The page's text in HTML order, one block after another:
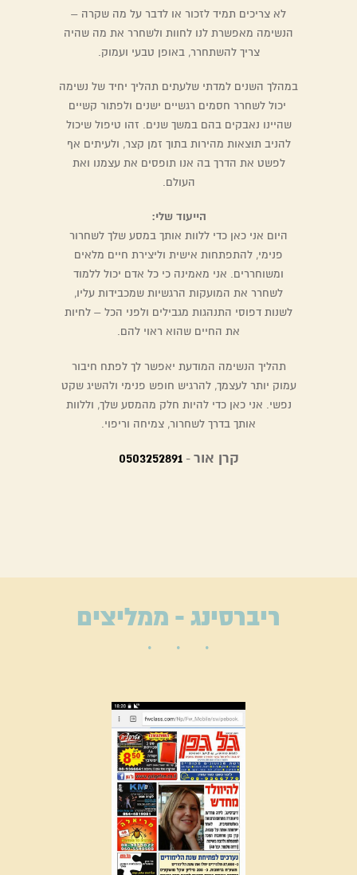
לא צריכים תמיד לזכור או לדבר על מה שקרה –
הנשימה מאפשרת לנו לחוות ולשחרר את מה שהיה
צריך להשתחרר, באופן טבעי ועמוק.
במהלך השנים למדתי שלעתים תהליך יחיד של נשימה
יכול לשחרר חסמים רגשיים ישנים ולפתור קשיים
שהיינו נאבקים בהם במשך שנים. זהו טיפול שיכול
להניב תוצאות מהירות בתוך זמן קצר, ולעיתים אף
לפשט את הדרך בה אנו תופסים את עצמנו ואת
העולם.
הייעוד שלי:
היום אני כאן כדי ללוות אותך במסע שלך לשחרור
פנימי, להתפתחות אישית וליצירת חיים מלאים
ומשוחררים. אני מאמינה כי כל אדם יכול ללמוד
לשחרר את המועקות הרגשיות שמכבידות עליו,
לשנות דפוסי התנהגות מגבילים ולפני הכל – לחיות
את החיים שהוא ראוי להם.
תהליך הנשימה המודעת יאפשר לך לפתח חיבור
עמוק יותר לעצמך, להרגיש חופש פנימי ולהשיג שקט
נפשי. אני כאן כדי להיות חלק מהמסע שלך, וללוות
אותך בדרך לשחרור, צמיחה וריפוי.
קרן אור -
0503252891
ריברסינג - ממליצים